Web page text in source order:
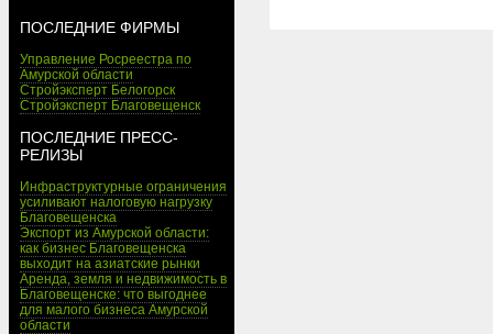
ПОСЛЕДНИЕ ФИРМЫ
Управление Росреестра по
Амурской области
Стройэксперт Белогорск
Стройэксперт Благовещенск
ПОСЛЕДНИЕ ПРЕСС-
РЕЛИЗЫ
Инфраструктурные ограничения
усиливают налоговую нагрузку
Благовещенска
Экспорт из Амурской области:
как бизнес Благовещенска
выходит на азиатские рынки
Аренда, земля и недвижимость в
Благовещенске: что выгоднее
для малого бизнеса Амурской
области